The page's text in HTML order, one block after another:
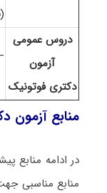
دروس عمومی
آزمون
دکتری فوتونیک
منابع آزمون
در ادامه منابع
منابع مناسبی